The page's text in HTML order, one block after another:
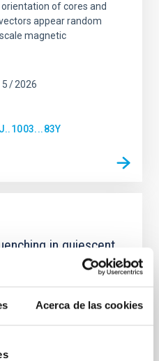
Acerca de las cookies
of cores and
appear random
magnetic
5 2026
in quiescent
2.2: Age, Fe-, and
of massive
quenching and stellar